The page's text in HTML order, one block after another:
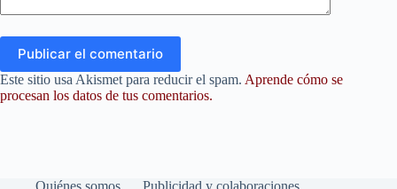
Publicar el comentario
Este sitio usa Akismet para reducir el spam. Aprende cómo se
procesan los datos de tus comentarios.
Quiénes somos Publicidad y colaboraciones